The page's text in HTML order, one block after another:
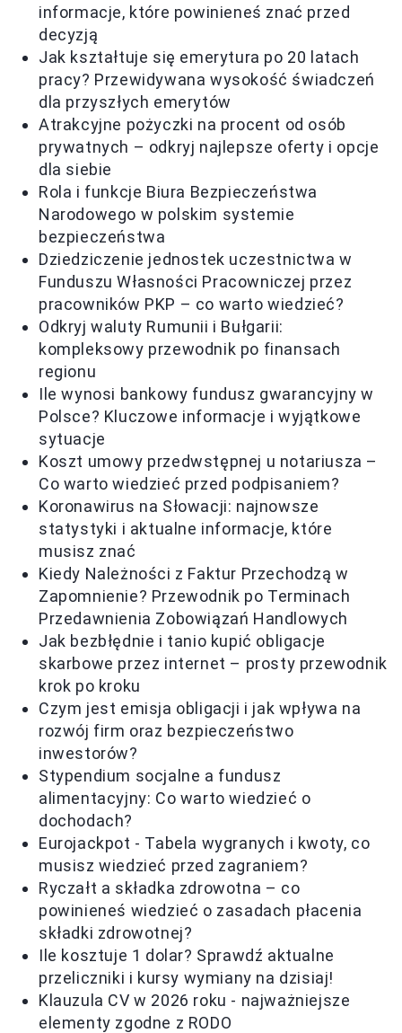
informacje, które powinieneś znać przed
decyzją
Jak kształtuje się emerytura po 20 latach
pracy? Przewidywana wysokość świadczeń
dla przyszłych emerytów
Atrakcyjne pożyczki na procent od osób
prywatnych – odkryj najlepsze oferty i opcje
dla siebie
Rola i funkcje Biura Bezpieczeństwa
Narodowego w polskim systemie
bezpieczeństwa
Dziedziczenie jednostek uczestnictwa w
Funduszu Własności Pracowniczej przez
pracowników PKP – co warto wiedzieć?
Odkryj waluty Rumunii i Bułgarii:
kompleksowy przewodnik po finansach
regionu
Ile wynosi bankowy fundusz gwarancyjny w
Polsce? Kluczowe informacje i wyjątkowe
sytuacje
Koszt umowy przedwstępnej u notariusza –
Co warto wiedzieć przed podpisaniem?
Koronawirus na Słowacji: najnowsze
statystyki i aktualne informacje, które
musisz znać
Kiedy Należności z Faktur Przechodzą w
Zapomnienie? Przewodnik po Terminach
Przedawnienia Zobowiązań Handlowych
Jak bezbłędnie i tanio kupić obligacje
skarbowe przez internet – prosty przewodnik
krok po kroku
Czym jest emisja obligacji i jak wpływa na
rozwój firm oraz bezpieczeństwo
inwestorów?
Stypendium socjalne a fundusz
alimentacyjny: Co warto wiedzieć o
dochodach?
Eurojackpot - Tabela wygranych i kwoty, co
musisz wiedzieć przed zagraniem?
Ryczałt a składka zdrowotna – co
powinieneś wiedzieć o zasadach płacenia
składki zdrowotnej?
Ile kosztuje 1 dolar? Sprawdź aktualne
przeliczniki i kursy wymiany na dzisiaj!
Klauzula CV w 2026 roku - najważniejsze
elementy zgodne z RODO